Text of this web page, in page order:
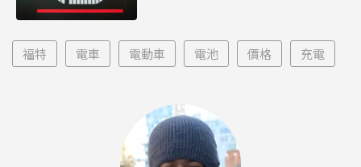
福特 電車 電動車 電池 價格 充電